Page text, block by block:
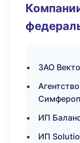
ЗАО
ИП
ИП